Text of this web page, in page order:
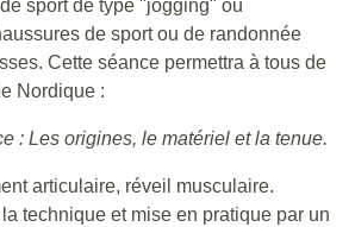
sport de type "jogging" ou
de sport ou de randonnée
Cette séance permettra à tous de
Nordique :
: Les origines, le matériel et la tenue.
articulaire, réveil musculaire.
technique et mise en pratique par un